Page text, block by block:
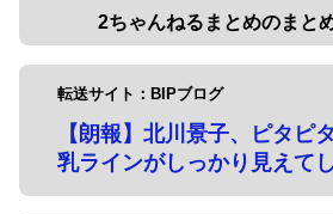
2ちゃんねるまとめのまと
転送サイト：BIPブログ
【朗報】北川景子、ピタピ
乳ラインがしっかり見えて